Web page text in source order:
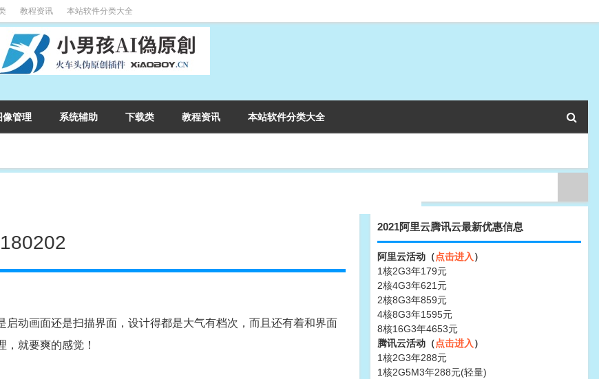
教程资讯 本站软件分类大全
像管理 系统辅助 下载类 教程资讯 本站软件分类大全
动画面还是扫描界面，设计得都是大气有档次，而且还有着和界面
就要爽的感觉！
2021阿里云腾讯云最新优惠信息
阿里云活动（点击进入 ）
1核2G3年179元
2核4G3年621元
2核8G3年859元
4核8G3年1595元
8核16G3年4653元
腾讯云活动（点击进入 ）
1核2G3年288元
1核2G5M3年288元(轻量)